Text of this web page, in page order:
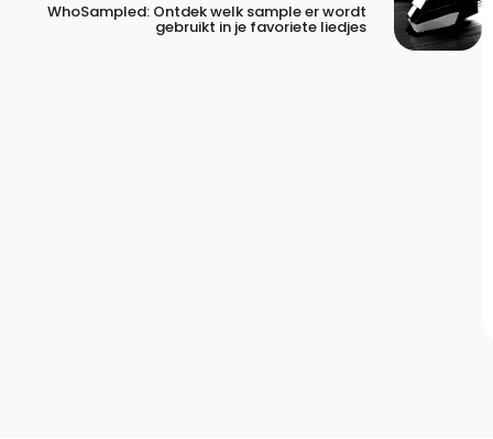
WhoSampled: Ontdek welk sample er wordt
gebruikt in je favoriete liedjes